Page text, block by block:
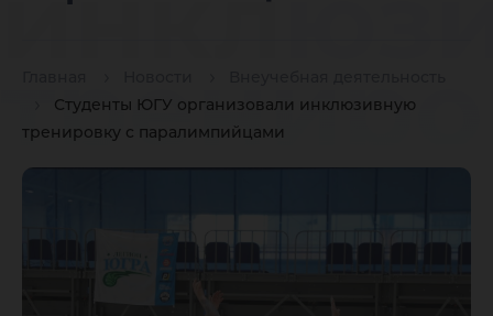
Студенты ЮГУ организовали инклюзивную
тренировку с паралимпийцами